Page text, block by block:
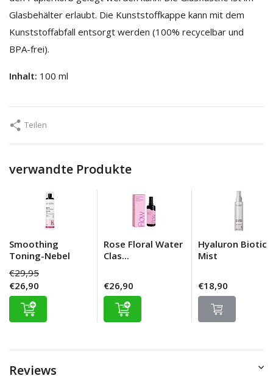
Glasbehälter erlaubt. Die Kunststoffkappe kann mit dem
Kunststoffabfall entsorgt werden (100% recycelbar und
BPA-frei).
Inhalt: 100 ml
Teilen
verwandte Produkte
Smoothing
Toning-Nebel
€29,95
€26,90
Rose Floral Water
Clas...
€26,90
Hyaluron Biotic
Mist
€18,90
Reviews